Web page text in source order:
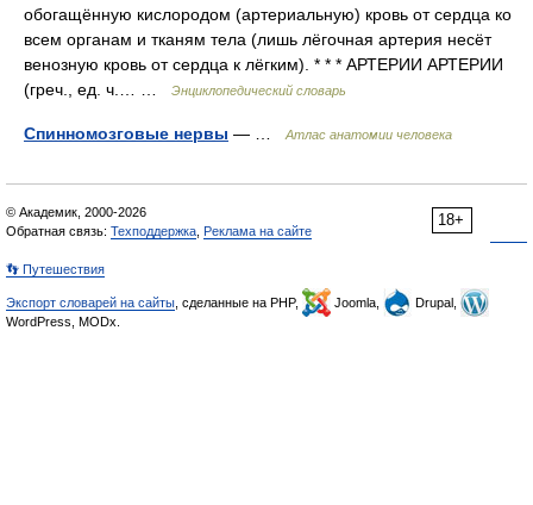
обогащённую кислородом (артериальную) кровь от сердца ко
всем органам и тканям тела (лишь лёгочная артерия несёт
венозную кровь от сердца к лёгким). * * * АРТЕРИИ АРТЕРИИ
(греч., ед. ч.… …
Энциклопедический словарь
Спинномозговые нервы — … Атлас анатомии человека
18+
© Академик, 2000-2026
Обратная связь: Техподдержка Реклама на сайте
👣 Путешествия
Экспорт словарей на сайты , сделанные на PHP, Joomla,
Drupal,
WordPress, MODx.